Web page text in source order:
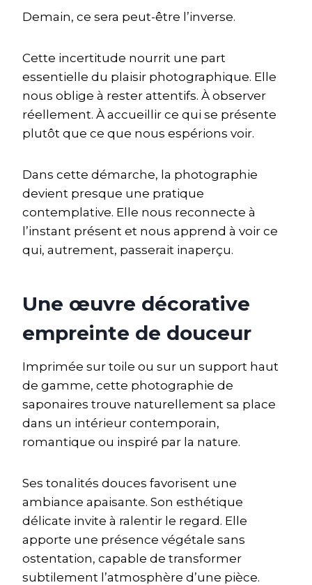
Demain, ce sera peut-être l’inverse.
Cette incertitude nourrit une part
essentielle du plaisir photographique. Elle
nous oblige à rester attentifs. À observer
réellement. À accueillir ce qui se présente
plutôt que ce que nous espérions voir.
Dans cette démarche, la photographie
devient presque une pratique
contemplative. Elle nous reconnecte à
l’instant présent et nous apprend à voir ce
qui, autrement, passerait inaperçu.
Une œuvre décorative
empreinte de douceur
Imprimée sur toile ou sur un support haut
de gamme, cette photographie de
saponaires trouve naturellement sa place
dans un intérieur contemporain,
romantique ou inspiré par la nature.
Ses tonalités douces favorisent une
ambiance apaisante. Son esthétique
délicate invite à ralentir le regard. Elle
apporte une présence végétale sans
ostentation, capable de transformer
subtilement l’atmosphère d’une pièce.